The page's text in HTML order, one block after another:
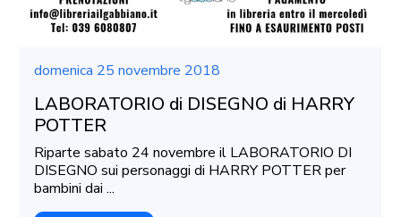
domenica 25 novembre 2018
LABORATORIO di DISEGNO di HARRY
POTTER
Riparte sabato 24 novembre il LABORATORIO DI
DISEGNO sui personaggi di HARRY POTTER per
bambini dai ...